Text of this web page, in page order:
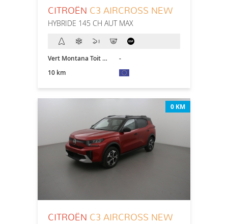
CITROËN C3 AIRCROSS NEW
HYBRIDE 145 CH AUT MAX
Vert Montana Toit Blanc
-
10 km
0 KM
CITROËN C3 AIRCROSS NEW